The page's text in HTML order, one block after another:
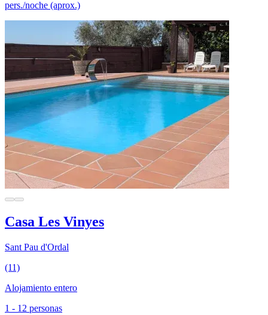
pers./noche (aprox.)
Casa Les Vinyes
Sant Pau d'Ordal
(11)
Alojamiento entero
1 - 12 personas